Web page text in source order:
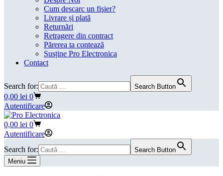
Cum descarc un fişier?
Livrare și plată
Returnări
Retragere din contract
Părerea ta contează
Susține Pro Electronica
Contact
Search for: Search Button
Coș
de
cumpărături
0,00 lei 0
Autentificare
Coș
de
cumpărături
0,00 lei 0
Autentificare
Search for:
Search Button
Meniu